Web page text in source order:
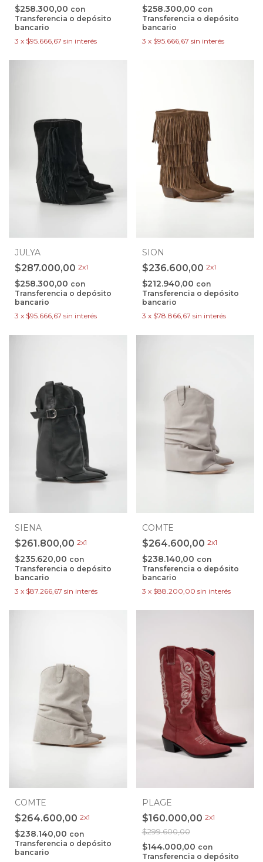
$258.300,00 con
Transferencia o depósito
bancario
3 x $95.666,67 sin interés
$258.300,00 con
Transferencia o depósito
bancario
3 x $95.666,67 sin interés
JULYA
$287.000,00 2x1
$258.300,00 con
Transferencia o depósito
bancario
3 x $95.666,67 sin interés
SION
$236.600,00 2x1
$212.940,00 con
Transferencia o depósito
bancario
3 x $78.866,67 sin interés
SIENA
$261.800,00 2x1
$235.620,00 con
Transferencia o depósito
bancario
3 x $87.266,67 sin interés
COMTE
$264.600,00 2x1
$238.140,00 con
Transferencia o depósito
bancario
3 x $88.200,00 sin interés
COMTE
$264.600,00 2x1
$238.140,00 con
Transferencia o depósito
bancario
PLAGE
$160.000,00 2x1
$299.600,00
$144.000,00 con
Transferencia o depósito